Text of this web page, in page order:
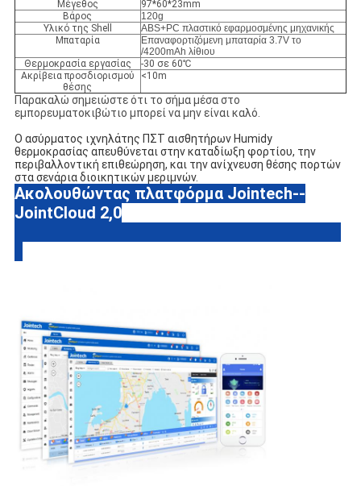
Μέγεθος
97*60*23mm
Βάρος
120g
Υλικό της Shell
ABS+PC πλαστικό εφαρμοσμένης μηχανικής
Μπαταρία
Επαναφορτιζόμενη μπαταρία 3.7V το
/4200mAh λίθιου
Θερμοκρασία εργασίας
-30 σε 60℃
Ακρίβεια προσδιορισμού
θέσης
<10m
Παρακαλώ σημειώστε ότι το σήμα μέσα στο
εμπορευματοκιβώτιο μπορεί να μην είναι καλό.
Ο ασύρματος ιχνηλάτης ΠΣΤ αισθητήρων Humidy
θερμοκρασίας απευθύνεται στην καταδίωξη φορτίου, την
περιβαλλοντική επιθεώρηση, και την ανίχνευση θέσης πορτών
στα σενάρια διοικητικών μεριμνών.
Ακολουθώντας πλατφόρμα Jointech--
JointCloud 2,0